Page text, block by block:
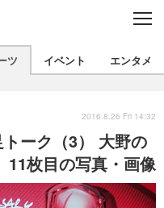
C
E
衣類
バックナンバー
インプレ
国内
まとめ
ツ イベント エンタメ
ーク（3） 大野の
11枚目の写真・画像
2016.8.26 Fri 14:32